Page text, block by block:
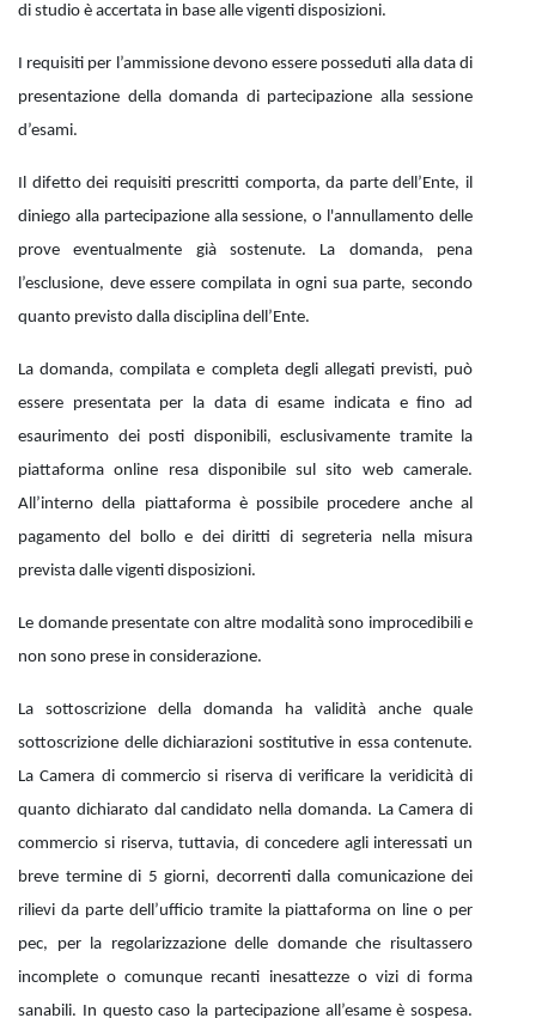
di studio è accertata in base alle vigenti disposizioni.
I requisiti per l’ammissione devono essere posseduti alla data di
presentazione della domanda di partecipazione alla sessione
d’esami.
Il difetto dei requisiti prescritti comporta, da parte dell’Ente, il
diniego alla partecipazione alla sessione, o l'annullamento delle
prove eventualmente già sostenute. La domanda, pena
l’esclusione, deve essere compilata in ogni sua parte, secondo
quanto previsto dalla disciplina dell’Ente.
La domanda, compilata e completa degli allegati previsti, può
essere presentata per la data di esame indicata e fino ad
esaurimento dei posti disponibili, esclusivamente tramite la
piattaforma online resa disponibile sul sito web camerale.
All’interno della piattaforma è possibile procedere anche al
pagamento del bollo e dei diritti di segreteria nella misura
prevista dalle vigenti disposizioni.
Le domande presentate con altre modalità sono improcedibili e
non sono prese in considerazione.
La sottoscrizione della domanda ha validità anche quale
sottoscrizione delle dichiarazioni sostitutive in essa contenute.
La Camera di commercio si riserva di verificare la veridicità di
quanto dichiarato dal candidato nella domanda. La Camera di
commercio si riserva, tuttavia, di concedere agli interessati un
breve termine di 5 giorni, decorrenti dalla comunicazione dei
rilievi da parte dell’ufficio tramite la piattaforma on line o per
pec, per la regolarizzazione delle domande che risultassero
incomplete o comunque recanti inesattezze o vizi di forma
sanabili. In questo caso la partecipazione all’esame è sospesa.